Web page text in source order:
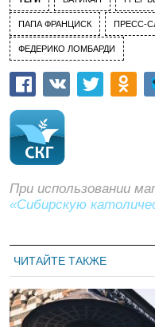
ПАПА ФРАНЦИСК ПРЕСС-
ФЕДЕРИКО ЛОМБАРДИ
При использовании
«Сибирскую
ЧИТАЙТЕ ТАКЖЕ